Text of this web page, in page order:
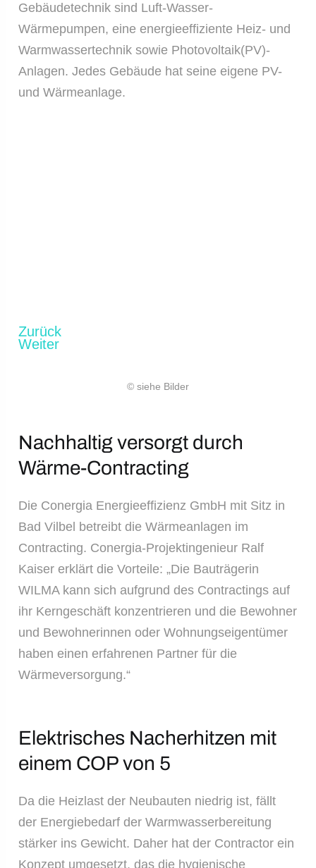
Gebäudetechnik sind Luft-Wasser-
Wärmepumpen, eine energieeffiziente Heiz- und
Warmwassertechnik sowie Photovoltaik(PV)-
Anlagen. Jedes Gebäude hat seine eigene PV-
und Wärmeanlage.
Zurück
Weiter
© siehe Bilder
Nachhaltig versorgt durch
Wärme-Contracting
Die Conergia Energieeffizienz GmbH mit Sitz in
Bad Vilbel betreibt die Wärmeanlagen im
Contracting. Conergia-Projektingenieur Ralf
Kaiser erklärt die Vorteile: „Die Bauträgerin
WILMA kann sich aufgrund des Contractings auf
ihr Kerngeschäft konzentrieren und die Bewohner
und Bewohnerinnen oder Wohnungseigentümer
haben einen erfahrenen Partner für die
Wärmeversorgung.“
Elektrisches Nacherhitzen mit
einem COP von 5
Da die Heizlast der Neubauten niedrig ist, fällt
der Energiebedarf der Warmwasserbereitung
stärker ins Gewicht. Daher hat der Contractor ein
Konzept umgesetzt, das die hygienische